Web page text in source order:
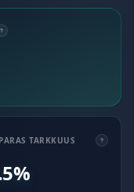
PARAS TARKKUUS